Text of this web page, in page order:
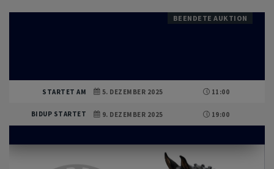
BEENDETE AUKTION
STARTET AM 5. DEZEMBER 2025 11:00
BIDUP STARTET 9. DEZEMBER 2025 19:00